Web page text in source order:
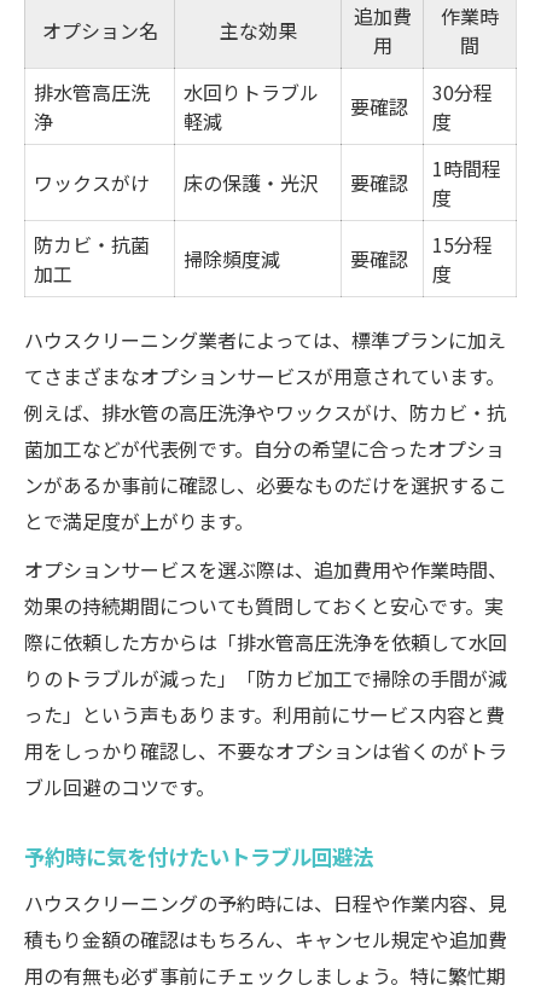
オプション名 主な効果
追加費
用
作業時
間
排水管高圧洗
浄
水回りトラブル
軽減
要確認
30分程
度
ワックスがけ 床の保護・光沢 要確認
1時間程
度
防カビ・抗菌
加工
掃除頻度減 要確認
15分程
度
ハウスクリーニング業者によっては、標準プランに加え
てさまざまなオプションサービスが用意されています。
例えば、排水管の高圧洗浄やワックスがけ、防カビ・抗
菌加工などが代表例です。自分の希望に合ったオプショ
ンがあるか事前に確認し、必要なものだけを選択するこ
とで満足度が上がります。
オプションサービスを選ぶ際は、追加費用や作業時間、
効果の持続期間についても質問しておくと安心です。実
際に依頼した方からは「排水管高圧洗浄を依頼して水回
りのトラブルが減った」「防カビ加工で掃除の手間が減
った」という声もあります。利用前にサービス内容と費
用をしっかり確認し、不要なオプションは省くのがトラ
ブル回避のコツです。
予約時に気を付けたいトラブル回避法
ハウスクリーニングの予約時には、日程や作業内容、見
積もり金額の確認はもちろん、キャンセル規定や追加費
用の有無も必ず事前にチェックしましょう。特に繁忙期